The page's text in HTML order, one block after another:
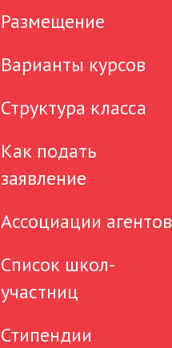
Размещение
Варианты курсов
Структура класса
Как подать
заявление
Ассоциации агентов
Список школ-
участниц
Стипендии